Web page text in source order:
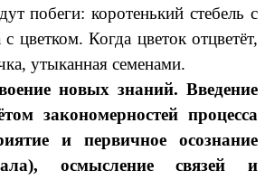
побеги: коротенький стебель с
цветком. Когда цветок отцветёт,
утыканная семенами.
новых знаний. Введение
закономерностей процесса
и первичное осознание
осмысление связей и